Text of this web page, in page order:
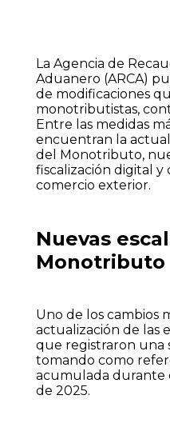
La Agencia de
Aduanero (ARCA)
de modificaciones
monotributistas,
Entre las medidas
encuentran la
del Monotributo,
fiscalización digital y
comercio exterior.
Nuevas
Monotributo
Uno de los cambios
actualización de las
que registraron una
tomando como
acumulada durante
de 2025.